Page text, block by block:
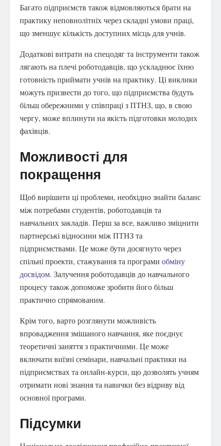
Багато підприємств також відмовляються брати на
практику неповнолітніх через складні умови праці,
що зменшує кількість доступних місць для учнів.
Додаткові витрати на спецодяг та інструменти також
лягають на плечі роботодавців, що ускладнює їхню
готовність приймати учнів на практику. Ці виклики
можуть призвести до того, що підприємства будуть
більш обережними у співпраці з ПТНЗ, що, в свою
чергу, може вплинути на якість підготовки молодих
фахівців.
Можливості для
покращення
Щоб вирішити ці проблеми, необхідно знайти баланс
між потребами студентів, роботодавців та
навчальних закладів. Перш за все, важливо зміцнити
партнерські відносини між ПТНЗ та
підприємствами. Це може бути досягнуто через
спільні проекти, стажування та програми обміну
досвідом. Залучення роботодавців до навчального
процесу також допоможе зробити його більш
практично спрямованим.
Крім того, варто розглянути можливість
впровадження змішаного навчання, яке поєднує
теоретичні заняття з практичними. Це може
включати виїзні семінари, навчальні практики на
підприємствах та онлайн-курси, що дозволять учням
отримати нові знання та навички без відриву від
основної програми.
Підсумки